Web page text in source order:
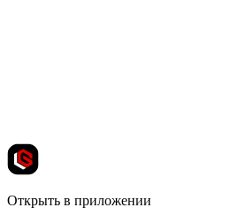
Открыть в приложении